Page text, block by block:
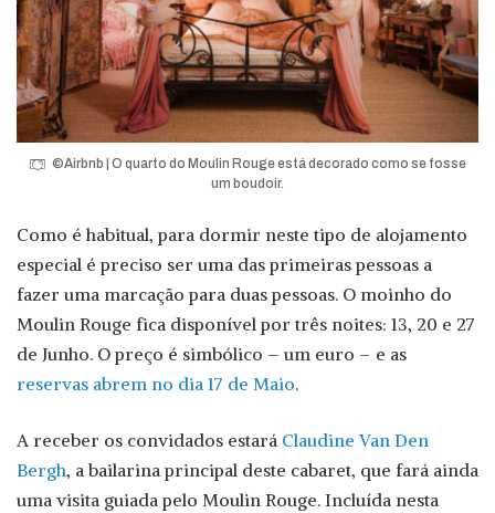
©Airbnb | O quarto do Moulin Rouge está decorado como se fosse
um boudoir.
Como é habitual, para dormir neste tipo de alojamento
especial é preciso ser uma das primeiras pessoas a
fazer uma marcação para duas pessoas. O moinho do
Moulin Rouge fica disponível por três noites: 13, 20 e 27
de Junho. O preço é simbólico – um euro – e as
reservas abrem no dia 17 de Maio.
A receber os convidados estará Claudine Van Den
Bergh, a bailarina principal deste cabaret, que fará ainda
uma visita guiada pelo Moulin Rouge. Incluída nesta